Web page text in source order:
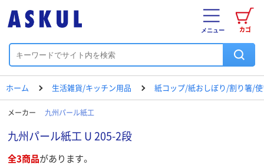
カゴ
メニュー
ホーム 生活雑貨/キッチン用品 紙コップ/紙おしぼり/割り箸/
メーカー 九州パール紙工
九州パール紙工 U 205-2段
全3商品があります。